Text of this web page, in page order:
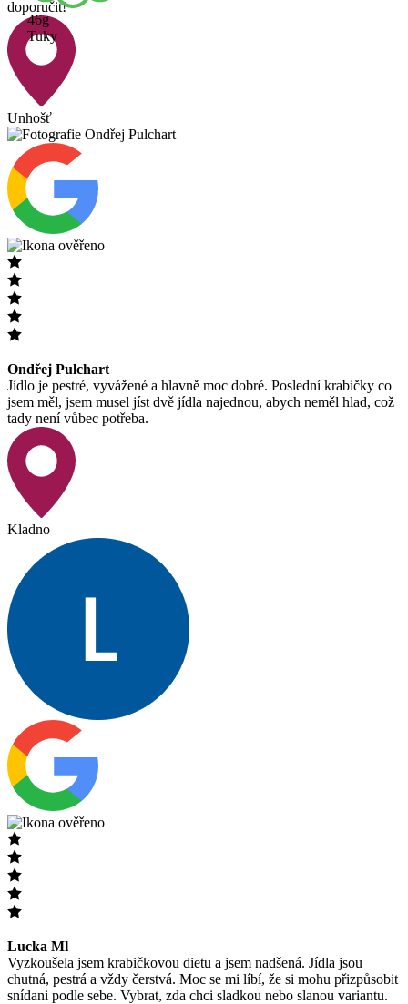
doporučit!
Unhošť
Ondřej Pulchart
Jídlo je pestré, vyvážené a hlavně moc dobré. Poslední krabičky co
jsem měl, jsem musel jíst dvě jídla najednou, abych neměl hlad, což
tady není vůbec potřeba.
Kladno
Lucka Ml
Vyzkoušela jsem krabičkovou dietu a jsem nadšená. Jídla jsou
chutná, pestrá a vždy čerstvá. Moc se mi líbí, že si mohu přizpůsobit
snídani podle sebe. Vybrat, zda chci sladkou nebo slanou variantu.
46g
Tuky